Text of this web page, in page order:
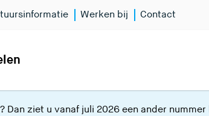
Werken bij Contact
ziet u vanaf juli 2026 een ander